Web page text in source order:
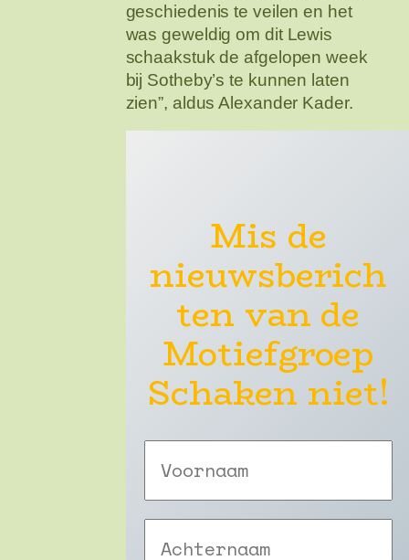
geschiedenis te veilen en het
was geweldig om dit Lewis
schaakstuk de afgelopen week
bij Sotheby’s te kunnen laten
zien”, aldus Alexander Kader.
Mis de
nieuwsberich
ten van de
Motiefgroep
Schaken niet!